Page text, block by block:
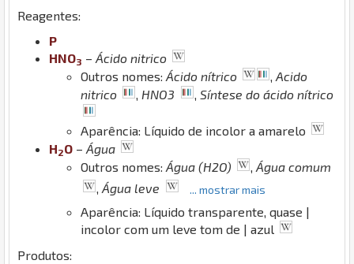
Reagentes:
P
HNO3 – Ácido nitrico
Outros nomes: Ácido nítrico ,Acido
nitrico
HNO3 Síntese do ácido nítrico
Aparência: Líquido de incolor a amarelo
H2O – Água
Outros nomes: Água (H2O) ,Água comum
,Água leve ... mostrar mais
Aparência: Líquido transparente, quase |
incolor com um leve tom de | azul
Produtos: